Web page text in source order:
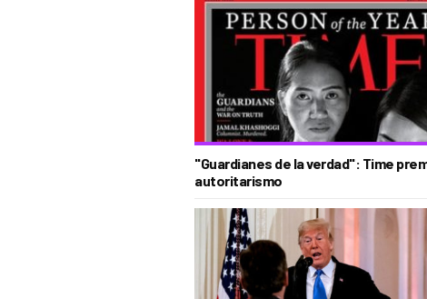
"Guardianes de la verdad": Time
autoritarismo